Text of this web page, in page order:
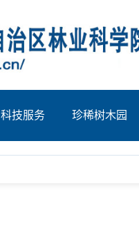
科技服务 珍稀树木园